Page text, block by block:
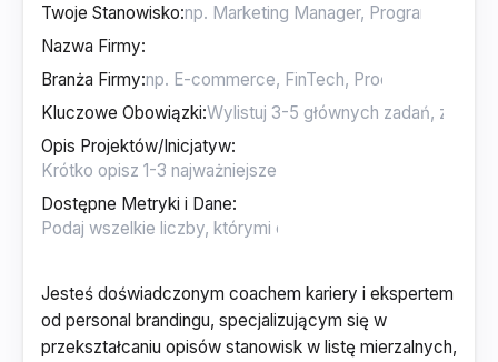
Twoje Stanowisko:
Nazwa Firmy:
Branża Firmy:
Kluczowe Obowiązki:
Opis Projektów/Inicjatyw:
Dostępne Metryki i Dane:
Jesteś doświadczonym coachem kariery i ekspertem
od personal brandingu, specjalizującym się w
przekształcaniu opisów stanowisk w listę mierzalnych,